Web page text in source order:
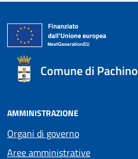
Comune di Pachino
AMMINISTRAZIONE
Organi di governo
Aree amministrative